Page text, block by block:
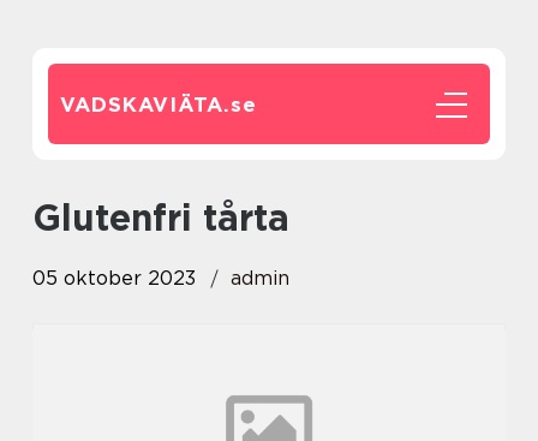
VADSKAVIÄTA.se
glutenfri tårta
05 oktober 2023 admin